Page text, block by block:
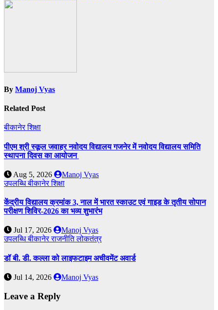
By Manoj Vyas
Related Post
बीकानेरशिक्षा
पीएम श्री स्कूल जवाहर नवोदय विद्यालय गजनेर में नवोदय विद्यालय समिति
स्थापना दिवस का आयोजन
Aug 5, 2026
Manoj Vyas
उपलब्धिबीकानेरशिक्षा
केंद्रीय विद्यालय क्रमांक 3, नाल में भारत स्काउट एवं गाइड के तृतीय सोपान
परीक्षण शिविर-2026 का भव्य शुभारंभ
Jul 17, 2026
Manoj Vyas
उपलब्धिबीकानेरराजनीतिलोकतंत्र
डॉ बी. डी. कल्ला को लाइफटाइम अचीवमेंट अवार्ड
Jul 14, 2026 Manoj Vyas
Leave a Reply